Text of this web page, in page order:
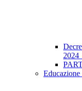
Educazione